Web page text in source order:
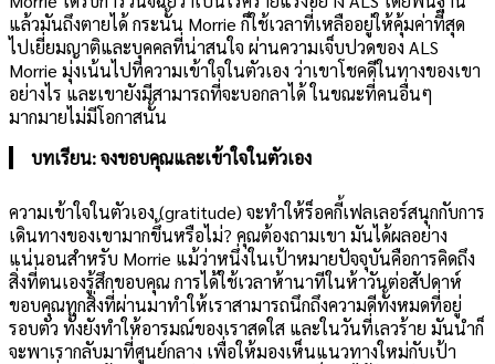
แล้วมันถึงตายได้ กระนั้น Morrie ก็ใช้เวลาที่เหลืออยู่ให้คุ้มค่าที่สุด
ไปเยี่ยมญาติและบุคคลที่น่าสนใจ ผ่านความเจ็บปวดของ ALS
Morrie มุ่งเน้นไปที่ความเข้าใจในตัวเอง ว่าเขาโชคดีในทางของเขา
อย่างไร และเขายังมีสามารถที่จะบอกลาได้ ในขณะที่คนอื่นๆ
มากมายไม่มีโอกาสนั้น
บทเรียน: จงขอบคุณและเข้าใจในตัวเอง
ความเข้าใจในตัวเอง (gratitude) จะทำให้ร็อคกี้เฟลเลอร์สนุกกับการ
เดินทางของเขามากขึ้นหรือไม่? คุณต้องถามเขา มันได้ผลอย่าง
แน่นอนสำหรับ Morrie แม้ว่าหนึ่งในเป้าหมายปัจจุบันคือการคิดถึง
สิ่งที่ตนเองรู้สึกขอบคุณ การได้ใช้เวลาห้านาทีในห้าวันต่อสัปดาห์
ขอบคุณทุกสิ่งที่ผ่านมาทำให้เราสามารถนึกถึงความดีทั้งหมดที่อยู่
รอบตัว ทั้งยังทำให้อารมณ์ของเราสดใส และในวันที่เลวร้าย มันนำก็
จะพาเรากลับมาที่ศูนย์กลาง เพื่อให้มองเห็นแนวทางใหม่กับเป้า